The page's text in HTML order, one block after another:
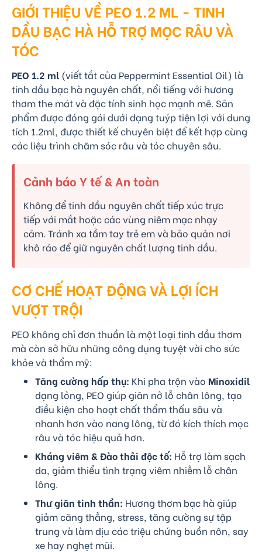
GIỚI THIỆU VỀ PEO 1.2 ML - TINH
DẦU BẠC HÀ HỖ TRỢ MỌC RÂU VÀ
TÓC
PEO 1.2 ml (viết tắt của Peppermint Essential Oil) là
tinh dầu bạc hà nguyên chất, nổi tiếng với hương
thơm the mát và đặc tính sinh học mạnh mẽ. Sản
phẩm được đóng gói dưới dạng tuýp tiện lợi với dung
tích 1.2ml, được thiết kế chuyên biệt để kết hợp cùng
các liệu trình chăm sóc râu và tóc chuyên sâu.
Cảnh báo Y tế & An toàn
Không để tinh dầu nguyên chất tiếp xúc trực
tiếp với mắt hoặc các vùng niêm mạc nhạy
cảm. Tránh xa tầm tay trẻ em và bảo quản nơi
khô ráo để giữ nguyên chất lượng tinh dầu.
CƠ CHẾ HOẠT ĐỘNG VÀ LỢI ÍCH
VƯỢT TRỘI
PEO không chỉ đơn thuần là một loại tinh dầu thơm
mà còn sở hữu những công dụng tuyệt vời cho sức
khỏe và thẩm mỹ:
Tăng cường hấp thụ: Khi pha trộn vào Minoxidil
dạng lỏng, PEO giúp giãn nở lỗ chân lông, tạo
điều kiện cho hoạt chất thẩm thấu sâu và
nhanh hơn vào nang lông, từ đó kích thích mọc
râu và tóc hiệu quả hơn.
Kháng viêm & Đào thải độc tố: Hỗ trợ làm sạch
da, giảm thiểu tình trạng viêm nhiễm lỗ chân
lông.
Thư giãn tinh thần: Hương thơm bạc hà giúp
giảm căng thẳng, stress, tăng cường sự tập
trung và làm dịu các triệu chứng buồn nôn, say
xe hay nghẹt mũi.